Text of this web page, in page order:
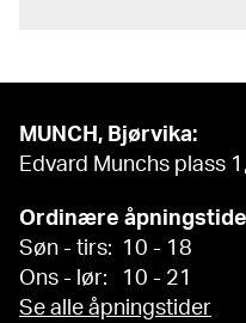
MUNCH, Bjørvika:
Edvard Munchs plass
Ordinære
Søn - tirs: 10 - 18
Ons - lør: 10 - 21
Se alle åpningstider